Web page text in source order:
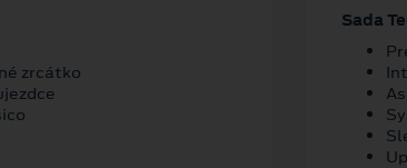
zrcátko
Sada